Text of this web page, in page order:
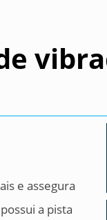
e assegura
a pista